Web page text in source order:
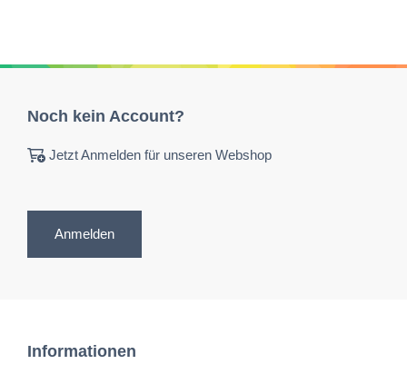
Noch kein Account?
Jetzt Anmelden für unseren Webshop
Anmelden
Informationen